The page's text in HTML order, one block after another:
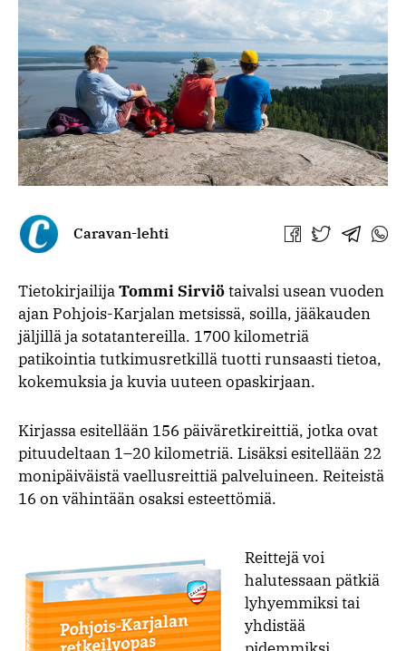
Caravan-lehti
Jaa Jaa Jaa Jaa
TietokirjailijaTommi Sirviötaivalsi usean vuoden
ajan Pohjois-Karjalan metsissä, soilla, jääkauden
jäljillä ja sotatantereilla. 1700 kilometriä
patikointia tutkimusretkillä tuotti runsaasti tietoa,
kokemuksia ja kuvia uuteen opaskirjaan.
Kirjassa esitellään 156 päiväretkireittiä, jotka ovat
pituudeltaan 1–20 kilometriä. Lisäksi esitellään 22
monipäiväistä vaellusreittiä palveluineen. Reiteistä
16 on vähintään osaksi esteettömiä.
Reittejä voi
halutessaan pätkiä
lyhyemmiksi tai
yhdistää